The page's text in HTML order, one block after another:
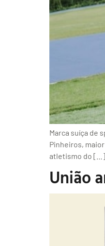
Marca suíça de
Pinheiros,
atletismo do […]
União